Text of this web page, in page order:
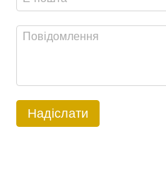
Надіслати